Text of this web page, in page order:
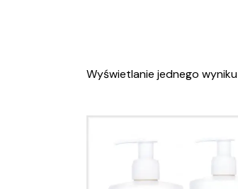
Wyświetlanie jednego wyniku